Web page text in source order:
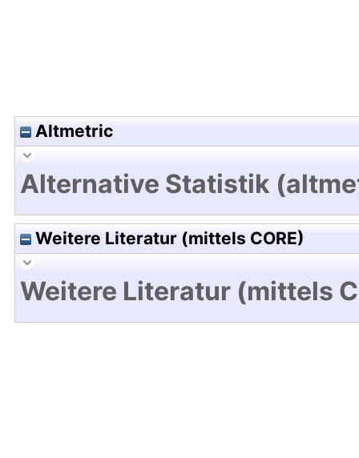
Altmetric
Alternative Statistik
Weitere Literatur (mittels CORE)
Weitere Literatur (mittels